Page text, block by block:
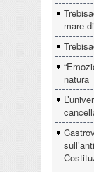
mare
natura